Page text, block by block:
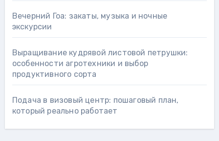
Вечерний Гоа: закаты, музыка и ночные
экскурсии
Выращивание кудрявой листовой петрушки:
особенности агротехники и выбор
продуктивного сорта
Подача в визовый центр: пошаговый план,
который реально работает